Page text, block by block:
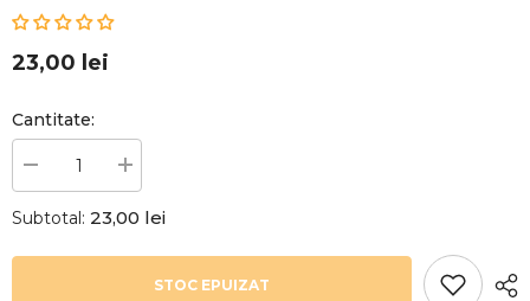
23,00 lei
Cantitate:
Reduceți
cantitatea
pentru
Butas
coacaz
Creșteți
cantitatea
pentru
Butas
coacaz
Subtotal: 23,00 lei
STOC EPUIZAT